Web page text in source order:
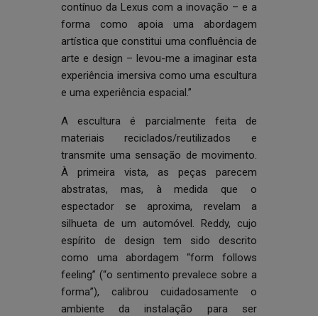
contínuo da Lexus com a inovação – e a
forma como apoia uma abordagem
artística que constitui uma confluência de
arte e design – levou-me a imaginar esta
experiência imersiva como uma escultura
e uma experiência espacial.”
A escultura é parcialmente feita de
materiais reciclados/reutilizados e
transmite uma sensação de movimento.
À primeira vista, as peças parecem
abstratas, mas, à medida que o
espectador se aproxima, revelam a
silhueta de um automóvel. Reddy, cujo
espírito de design tem sido descrito
como uma abordagem “form follows
feeling” (“o sentimento prevalece sobre a
forma”), calibrou cuidadosamente o
ambiente da instalação para ser